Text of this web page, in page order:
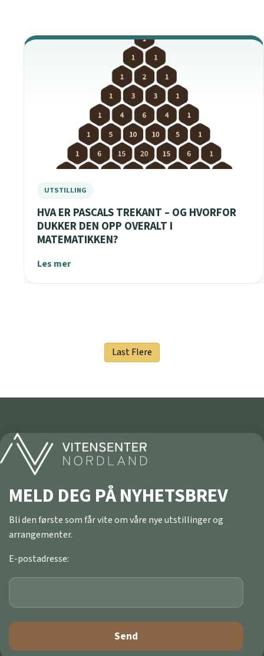
HVA ER PASCALS TREKANT – OG HVORFOR
DUKKER DEN OPP OVERALT I
MATEMATIKKEN?
Les mer
Last Flere
MELD DEG PÅ NYHETSBREV
Bli den første som får vite om våre nye utstillinger og
arrangementer.
E-postadresse: